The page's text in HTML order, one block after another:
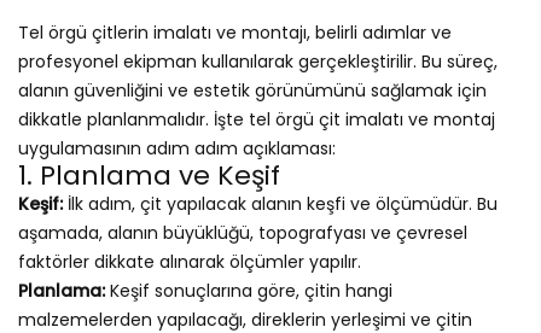
Tel örgü çitlerin imalatı ve montajı, belirli adımlar ve
profesyonel ekipman kullanılarak gerçekleştirilir. Bu süreç,
alanın güvenliğini ve estetik görünümünü sağlamak için
dikkatle planlanmalıdır. İşte tel örgü çit imalatı ve montaj
uygulamasının adım adım açıklaması:
1. Planlama ve Keşif
Keşif:İlk adım, çit yapılacak alanın keşfi ve ölçümüdür. Bu
aşamada, alanın büyüklüğü, topografyası ve çevresel
faktörler dikkate alınarak ölçümler yapılır.
Planlama:Keşif sonuçlarına göre, çitin hangi
malzemelerden yapılacağı, direklerin yerleşimi ve çitin